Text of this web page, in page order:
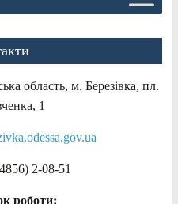
область, м. Березівка, пл.
1
2-08-51
роботи: